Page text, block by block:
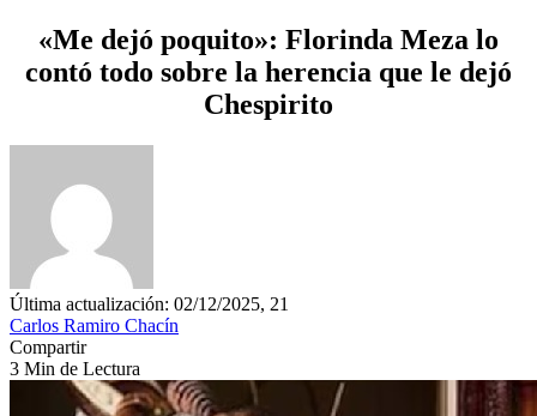
«Me dejó poquito»: Florinda Meza lo
contó todo sobre la herencia que le dejó
Chespirito
Última actualización: 02/12/2025, 21
Carlos Ramiro Chacín
Compartir
3 Min de Lectura